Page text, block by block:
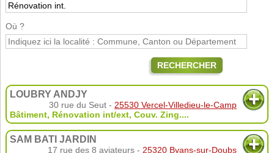
Où ?
RECHERCHER
LOUBRY ANDJY
30 rue du Seut - 25530 Vercel-Villedieu-le-Camp
Bâtiment, Rénovation int/ext, Couv. Zing....
SAM BATI JARDIN
17 rue des 8 aviateurs - 25320 Byans-sur-Doubs